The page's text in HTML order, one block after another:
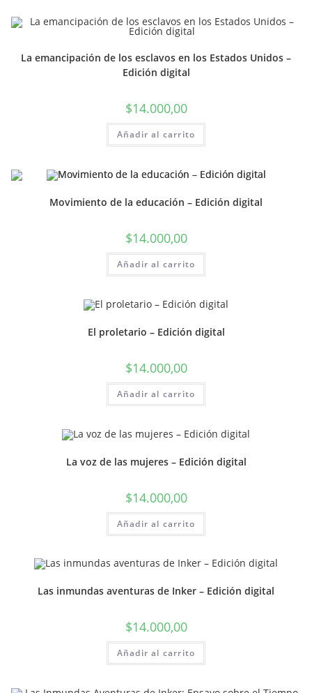
La emancipación de los esclavos en los Estados Unidos –
Edición digital
$14.000,00
Añadir al carrito
Movimiento de la educación – Edición digital
$14.000,00
Añadir al carrito
El proletario – Edición digital
$14.000,00
Añadir al carrito
La voz de las mujeres – Edición digital
$14.000,00
Añadir al carrito
Las inmundas aventuras de Inker – Edición digital
$14.000,00
Añadir al carrito